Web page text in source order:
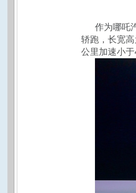
作为哪吒
轿跑，长宽
公里加速小